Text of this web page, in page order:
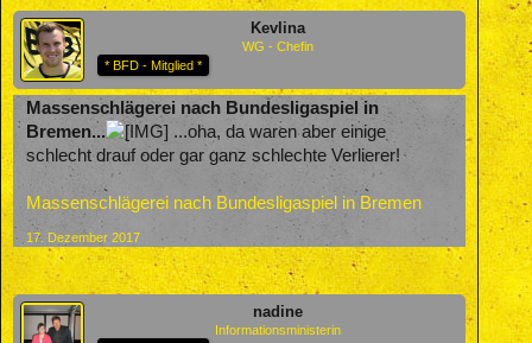
Kevlina
WG - Chefin
* BFD - Mitglied *
Massenschlägerei nach Bundesligaspiel in
Bremen...
...oha, da waren aber einige
schlecht drauf oder gar ganz schlechte Verlierer!
Massenschlägerei nach Bundesligaspiel in Bremen
17. Dezember 2017
nadine
Informationsministerin